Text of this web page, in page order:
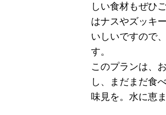
しい食材もぜひ
はナスやズッキ
いしいですので
す。
このプランは、
し、まだまだ食
味見を。水に恵